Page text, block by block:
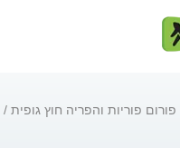
פורום פוריות והפריה חוץ גופית